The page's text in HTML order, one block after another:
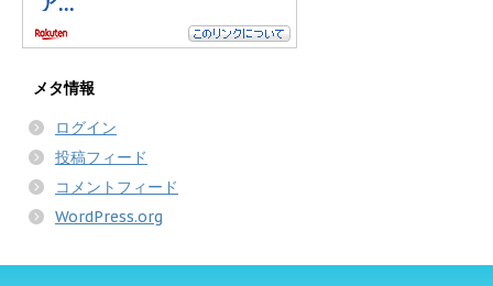
メタ情報
ログイン
投稿フィード
コメントフィード
WordPress.org